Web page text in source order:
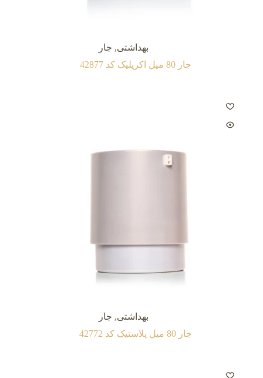
بهداشتی, جار
جار 80 میل اکريليک کد 42877
بهداشتی, جار
جار 80 میل پلاستیک کد 42772